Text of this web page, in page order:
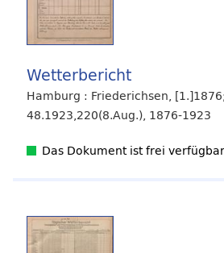
Das Dokument ist frei
Wetterbericht
Hamburg : Friederichsen,
48.1923,220(8.Aug.), 1876-1923